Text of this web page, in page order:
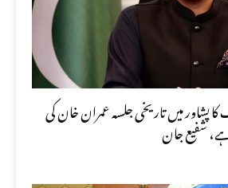
پشاور میں تاریخی جلسہ عمران خان کی
ہے، شفیع جان